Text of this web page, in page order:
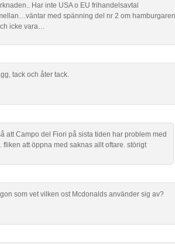
Har inte USA o EU frihandelsavtal
med spänning del nr 2 om
icke vara…
tack och åter tack.
att Campo del Fiori på sista tiden har problem med
fliken att öppna med saknas allt oftare. störigt
som vet vilken ost Mcdonalds använder sig av?